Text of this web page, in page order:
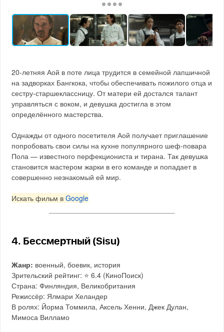
20-летняя Аой в поте лица трудится в семейной лапшичной
на задворках Бангкока, чтобы обеспечивать пожилого отца и
сестру-старшеклассницу. От матери ей достался талант
управляться с воком, и девушка достигла в этом
определённого мастерства.
Однажды от одного посетителя Аой получает приглашение
попробовать свои силы на кухне популярного шеф-повара
Пола — известного перфекциониста и тирана. Так девушка
становится мастером жарки в его команде и попадает в
совершенно незнакомый ей мир.
Искать фильм вGoogle
4. Бессмертный (Sisu)
Жанр: военный, боевик, история
Зрительский рейтинг: ⭐️ 6.4 (КиноПоиск)
Страна: Финляндия, Великобритания
Режиссёр: Ялмари Хеландер
В ролях: Йорма Томмила, Аксель Хенни, Джек Дулан,
Мимоса Вилламо